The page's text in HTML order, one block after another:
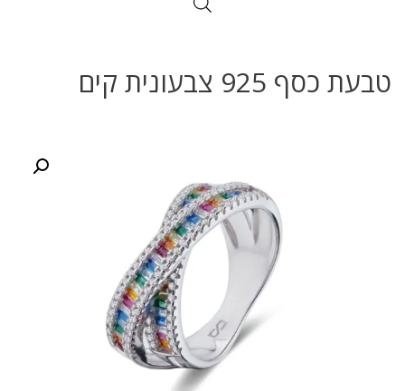
טבעת כסף 925 צבעונית קים